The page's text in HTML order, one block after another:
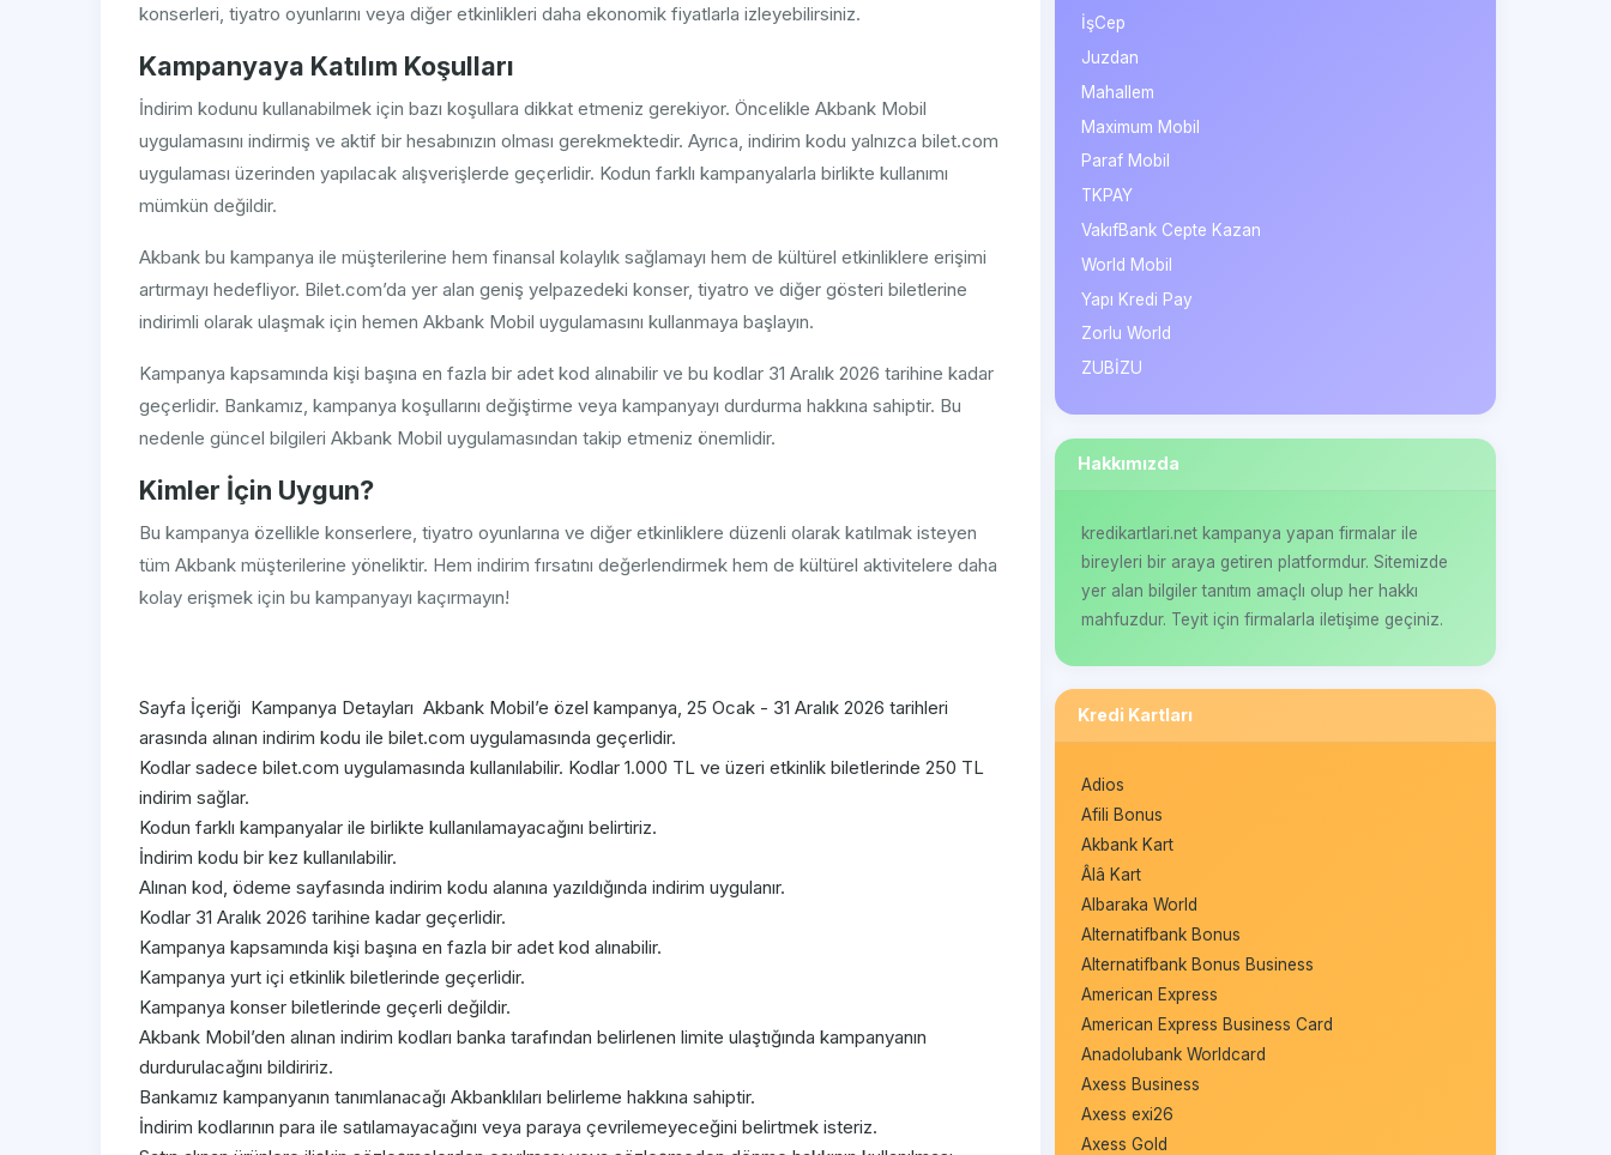
konserleri, tiyatro oyunlarını veya diğer etkinlikleri daha ekonomik fiyatlarla izleyebilirsiniz.
Kampanyaya Katılım Koşulları
İndirim kodunu kullanabilmek için bazı koşullara dikkat etmeniz gerekiyor. Öncelikle Akbank Mobil
uygulamasını indirmiş ve aktif bir hesabınızın olması gerekmektedir. Ayrıca, indirim kodu yalnızca bilet.com
uygulaması üzerinden yapılacak alışverişlerde geçerlidir. Kodun farklı kampanyalarla birlikte kullanımı
mümkün değildir.
Akbank bu kampanya ile müşterilerine hem finansal kolaylık sağlamayı hem de kültürel etkinliklere erişimi
artırmayı hedefliyor. Bilet.com’da yer alan geniş yelpazedeki konser, tiyatro ve diğer gösteri biletlerine
indirimli olarak ulaşmak için hemen Akbank Mobil uygulamasını kullanmaya başlayın.
Kampanya kapsamında kişi başına en fazla bir adet kod alınabilir ve bu kodlar 31 Aralık 2026 tarihine kadar
geçerlidir. Bankamız, kampanya koşullarını değiştirme veya kampanyayı durdurma hakkına sahiptir. Bu
nedenle güncel bilgileri Akbank Mobil uygulamasından takip etmeniz önemlidir.
Kimler İçin Uygun?
Bu kampanya özellikle konserlere, tiyatro oyunlarına ve diğer etkinliklere düzenli olarak katılmak isteyen
tüm Akbank müşterilerine yöneliktir. Hem indirim fırsatını değerlendirmek hem de kültürel aktivitelere daha
kolay erişmek için bu kampanyayı kaçırmayın!
Sayfa İçeriği ​​​​​​​​​​​​​​​​​​​​​​​​​​ ​​​​​Kampanya Detayları ​ Akbank Mobil’e özel kampanya, 25 Ocak - 31 Aralık 2026 tarihleri
arasında alınan indirim kodu ile bilet.com uygulamasında geçerlidir.
Kodlar sadece bilet.com uygulamasında kullanılabilir. Kodlar 1.000 TL ve üzeri etkinlik biletlerinde 250 TL
indirim sağlar.
Kodun farklı kampanyalar ile birlikte kullanılamayacağını belirtiriz.
İndirim kodu bir kez kullanılabilir.
Alınan kod, ödeme sayfasında indirim kodu alanına yazıldığında indirim uygulanır.
Kodlar 31 Aralık 2026 tarihine kadar geçerlidir.
Kampanya kapsamında kişi başına en fazla bir adet kod alınabilir.
Kampanya yurt içi etkinlik biletlerinde geçerlidir.
Kampanya konser biletlerinde geçerli değildir.
Akbank Mobil’den alınan indirim kodları banka tarafından belirlenen limite ulaştığında kampanyanın
durdurulacağını bildiririz.
Bankamız kampanyanın tanımlanacağı Akbanklıları belirleme hakkına sahiptir.
İndirim kodlarının para ile satılamayacağını veya paraya çevrilemeyeceğini belirtmek isteriz.
İşCep
Juzdan
Mahallem
Maximum Mobil
Paraf Mobil
TKPAY
VakıfBank Cepte Kazan
World Mobil
Yapı Kredi Pay
Zorlu World
ZUBİZU
Hakkımızda
kredikartlari.net kampanya yapan firmalar ile
bireyleri bir araya getiren platformdur. Sitemizde
yer alan bilgiler tanıtım amaçlı olup her hakkı
mahfuzdur. Teyit için firmalarla iletişime geçiniz.
Kredi Kartları
Adios
Afili Bonus
Akbank Kart
Âlâ Kart
Albaraka World
Alternatifbank Bonus
Alternatifbank Bonus Business
American Express
American Express Business Card
Anadolubank Worldcard
Axess Business
Axess exi26
Axess Gold